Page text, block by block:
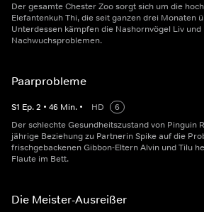
Der gesamte Chester Zoo sorgt sich um die
Elefantenkuh Thi, die seit ganzen drei Monaten
Unterdessen kämpfen die Nashornvögel Liv
Nachwuchsproblemen.
Paarprobleme
S1 Ep.2 • 46 Min. • HD
6
Der schlechte Gesundheitszustand von Pinguin
jährige Beziehung zu Partnerin Spike auf die
frischgebackenen Gibbon-Eltern Alvin und Tilu
Flaute im Bett.
Die Meister-Ausreißer